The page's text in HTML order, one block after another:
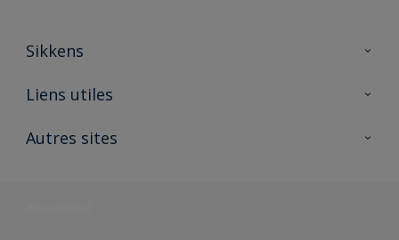
Sikkens
A propos de Sikkens
Liens utiles
Ouvrir un magasin PASS
Autres sites